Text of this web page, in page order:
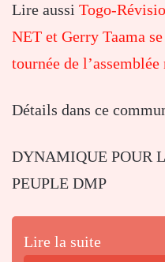
Lire aussi Togo-
NET et Gerry Taama
tournée de
Détails dans ce
DYNAMIQUE POUR
PEUPLE DMP
Lire la suite